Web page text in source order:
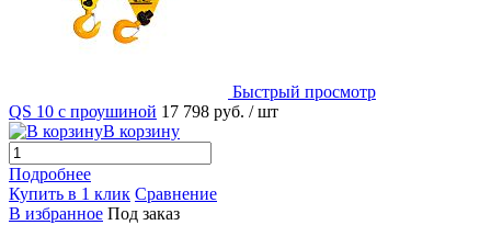
Быстрый просмотр
QS 10 с проушиной 17 798 руб. / шт
В корзину
Подробнее
Купить в 1 клик Сравнение
В избранное Под заказ